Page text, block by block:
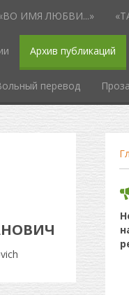
ИМЯ ЛЮБВИ...»
Архив публикаций
перевод Проза